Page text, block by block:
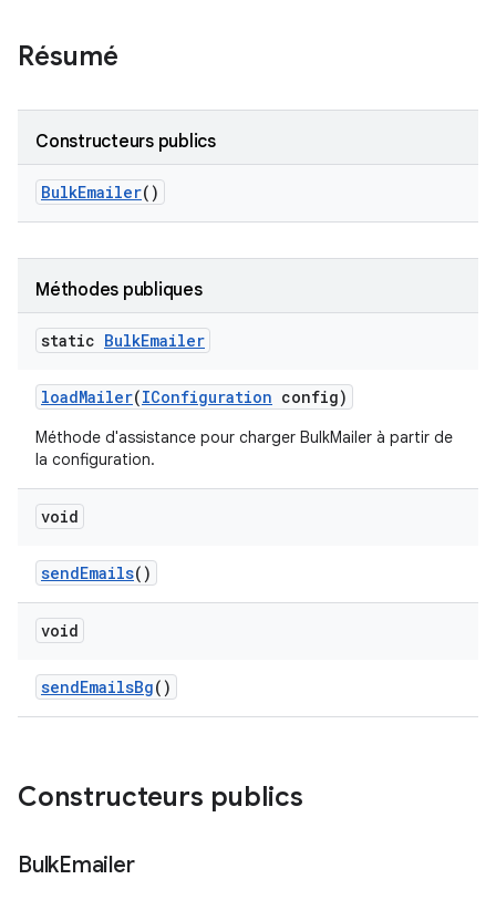
Résumé
Constructeurs publics
BulkEmailer()
Méthodes publiques
static BulkEmailer
loadMailer(IConfiguration config)
Méthode d'assistance pour charger BulkMailer à partir de
la configuration.
void
sendEmails()
void
sendEmailsBg()
Constructeurs publics
BulkEmailer